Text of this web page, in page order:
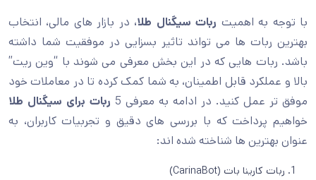
با توجه به اهمیت ربات سیگنال طلا، در بازار های مالی، انتخاب
بهترین ربات ها می تواند تاثیر بسزایی در موفقیت شما داشته
باشد. ربات هایی که در این بخش معرفی می شوند با “وین ریت”
بالا و عملکرد قابل اطمینان، به شما کمک کرده تا در معاملات خود
موفق تر عمل کنید. در ادامه به معرفی 5
ربات برای سیگنال طلا
خواهیم پرداخت که با بررسی های دقیق و تجربیات کاربران، به
عنوان بهترین ها شناخته شده اند:
ربات کارینا بات (CarinaBot)